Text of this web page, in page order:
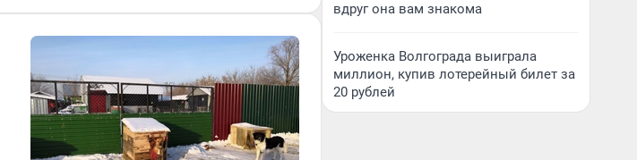
вдруг она вам знакома
Уроженка Волгограда выиграла
миллион, купив лотерейный билет за
20 рублей